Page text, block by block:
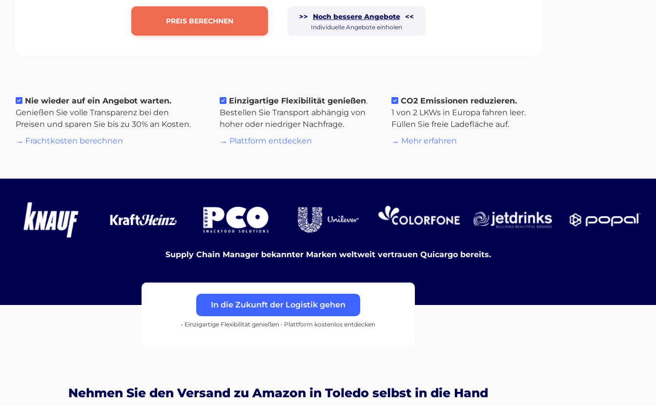
PREIS BERECHNEN >> Noch bessere Angebote <<
Individuelle Angebote einholen
Nie wieder auf ein Angebot warten.
Genießen Sie volle Transparenz bei den
Preisen und sparen Sie bis zu 30% an Kosten.
→ Frachtkosten berechnen
Einzigartige Flexibilität genießen.
Bestellen Sie Transport abhängig von
hoher oder niedriger Nachfrage.
→ Plattform entdecken
CO2 Emissionen reduzieren.
1 von 2 LKWs in Europa fahren leer.
Füllen Sie freie Ladefläche auf.
→ Mehr erfahren
Supply Chain Manager bekannter Marken weltweit vertrauen Quicargo bereits.
In die Zukunft der Logistik gehen
• Einzigartige Flexibilität genießen • Plattform kostenlos entdecken
Nehmen Sie den Versand zu Amazon in Toledo selbst in die Hand